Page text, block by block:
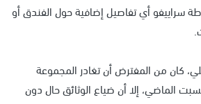
سراييفو أي تفاصيل إضافية حول الفندق أو
كان من المفترض أن تغادر المجموعة
الماضي، إلا أن ضياع الوثائق حال دون